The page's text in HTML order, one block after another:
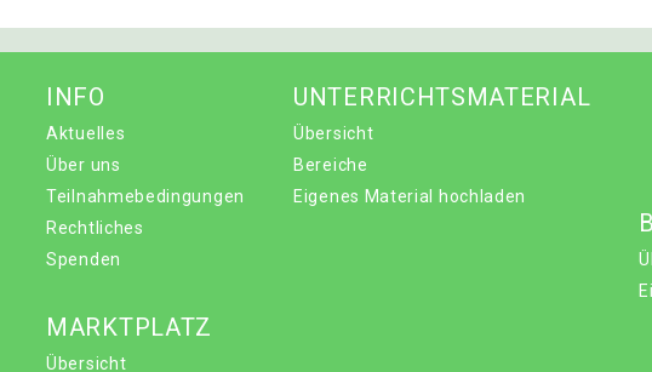
INFO
Aktuelles
Über uns
Teilnahmebedingungen
Rechtliches
Spenden
UNTERRICHTSMATERIAL
Übersicht
Bereiche
Eigenes Material hochladen
MARKTPLATZ
Übersicht